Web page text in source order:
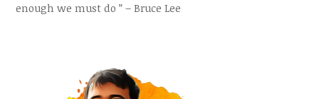
enough we must do ” – Bruce Lee